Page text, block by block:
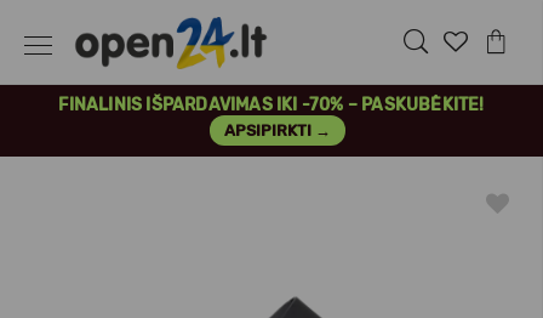
FINALINIS IŠPARDAVIMAS IKI -70% – PASKUBĖKITE!
APSIPIRKTI →